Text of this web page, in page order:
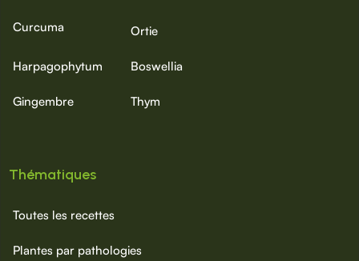
Curcuma Ortie
Harpagophytum Boswellia
Gingembre Thym
Thématiques
Toutes les recettes
Plantes par pathologies